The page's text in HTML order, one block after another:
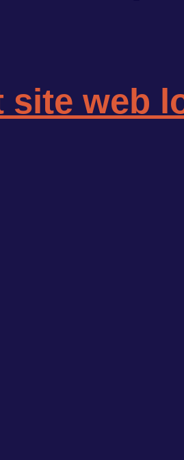
site web